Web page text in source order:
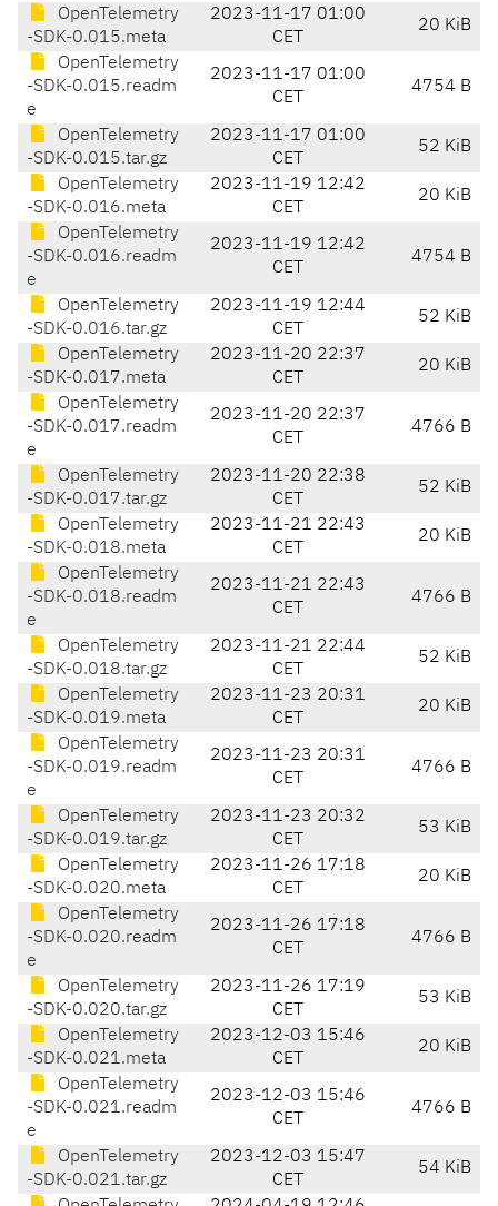
OpenTelemetry
-SDK-0.015.meta
2023-11-17 01:00
CET
20 KiB
OpenTelemetry
-SDK-0.015.readm
e
2023-11-17 01:00
CET
4754 B
OpenTelemetry
-SDK-0.015.tar.gz
2023-11-17 01:00
CET
52 KiB
OpenTelemetry
-SDK-0.016.meta
2023-11-19 12:42
CET
20 KiB
OpenTelemetry
-SDK-0.016.readm
e
2023-11-19 12:42
CET
4754 B
OpenTelemetry
-SDK-0.016.tar.gz
2023-11-19 12:44
CET
52 KiB
OpenTelemetry
-SDK-0.017.meta
2023-11-20 22:37
CET
20 KiB
OpenTelemetry
-SDK-0.017.readm
e
2023-11-20 22:37
CET
4766 B
OpenTelemetry
-SDK-0.017.tar.gz
2023-11-20 22:38
CET
52 KiB
OpenTelemetry
-SDK-0.018.meta
2023-11-21 22:43
CET
20 KiB
OpenTelemetry
-SDK-0.018.readm
e
2023-11-21 22:43
CET
4766 B
OpenTelemetry
-SDK-0.018.tar.gz
2023-11-21 22:44
CET
52 KiB
OpenTelemetry
-SDK-0.019.meta
2023-11-23 20:31
CET
20 KiB
OpenTelemetry
-SDK-0.019.readm
e
2023-11-23 20:31
CET
4766 B
OpenTelemetry
-SDK-0.019.tar.gz
2023-11-23 20:32
CET
53 KiB
OpenTelemetry
-SDK-0.020.meta
2023-11-26 17:18
CET
20 KiB
OpenTelemetry
-SDK-0.020.readm
e
2023-11-26 17:18
CET
4766 B
OpenTelemetry
-SDK-0.020.tar.gz
2023-11-26 17:19
CET
53 KiB
OpenTelemetry
-SDK-0.021.meta
2023-12-03 15:46
CET
20 KiB
OpenTelemetry
-SDK-0.021.readm
e
2023-12-03 15:46
CET
4766 B
OpenTelemetry
-SDK-0.021.tar.gz
2023-12-03 15:47
CET
54 KiB